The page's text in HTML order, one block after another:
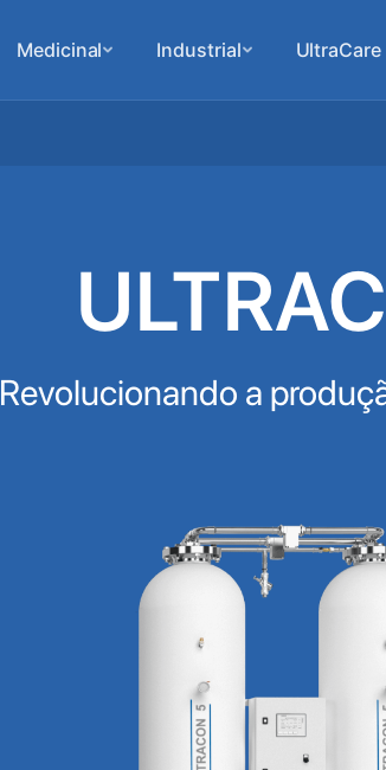
Medicinal Industrial UltraCare
Revolucionando a